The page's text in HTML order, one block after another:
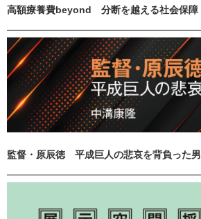
高額療養費beyond 分断を越える社会保障
監督・原辰徳 平成巨人の悲哀を背負った男